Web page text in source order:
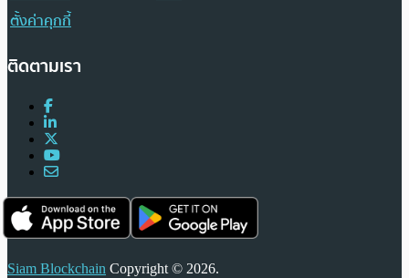
ตั้งค่าคุกกี้
ติดตามเรา
Siam Blockchain Copyright © 2026.